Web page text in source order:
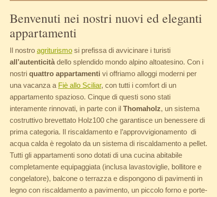
Benvenuti nei nostri nuovi ed eleganti
appartamenti
Il nostro agriturismo si prefissa di avvicinare i turisti
all’autenticità dello splendido mondo alpino altoatesino. Con i
nostri quattro appartamenti vi offriamo alloggi moderni per
una vacanza a Fiè allo Sciliar, con tutti i comfort di un
appartamento spazioso. Cinque di questi sono stati
interamente rinnovati, in parte con il Thomaholz, un sistema
costruttivo brevettato Holz100 che garantisce un benessere di
prima categoria. Il riscaldamento e l’approvvigionamento di
acqua calda è regolato da un sistema di riscaldamento a pellet.
Tutti gli appartamenti sono dotati di una cucina abitabile
completamente equipaggiata (inclusa lavastoviglie, bollitore e
congelatore), balcone o terrazza e dispongono di pavimenti in
legno con riscaldamento a pavimento, un piccolo forno e porte-